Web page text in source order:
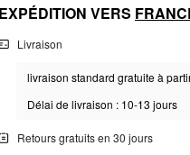
EXPÉDITION VERS
Livraison
livraison standard gratuite à
Délai de livraison : 10-13 jours
Retours gratuits en 30 jours